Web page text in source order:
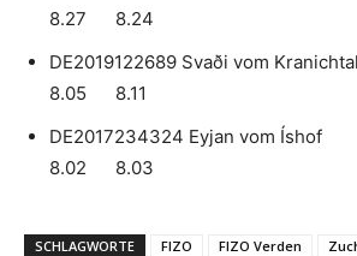
8.27 8.24
DE2019122689 Svaði vom
8.05 8.11
DE2017234324 Eyjan vom
8.02 8.03
SCHLAGWORTE FIZO FIZO Verden